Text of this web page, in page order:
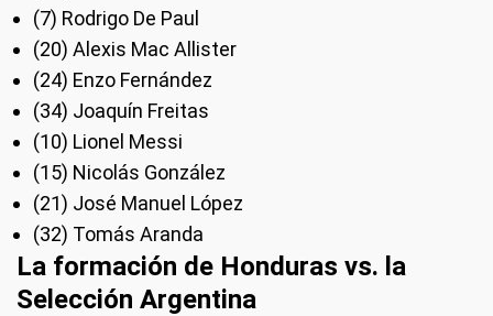
(7) Rodrigo De Paul
(20) Alexis Mac Allister
(24) Enzo Fernández
(34) Joaquín Freitas
(10) Lionel Messi
(15) Nicolás González
(21) José Manuel López
(32) Tomás Aranda
La formación de Honduras vs. la
Selección Argentina